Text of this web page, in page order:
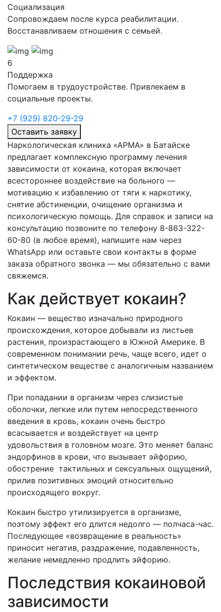
Социализация
Сопровождаем после курса реабилитации.
Восстанавливаем отношения с семьей.
6
Поддержка
Помогаем в трудоустройстве. Привлекаем в
социальные проекты.
+7 (929) 820-29-29
Оставить заявку
Наркологическая клиника «АРМА» в Батайске
предлагает комплексную программу лечения
зависимости от кокаина, которая включает
всестороннее воздействие на больного —
мотивацию к избавлению от тяги к наркотику,
снятие абстиненции, очищение организма и
психологическую помощь. Для справок и записи на
консультацию позвоните по телефону 8-863-322-
60-80 (в любое время), напишите нам через
WhatsApp или оставьте свои контакты в форме
заказа обратного звонка — мы обязательно с вами
свяжемся.
Как действует кокаин?
Кокаин — вещество изначально природного
происхождения, которое добывали из листьев
растения, произрастающего в Южной Америке. В
современном понимании речь, чаще всего, идет о
синтетическом веществе с аналогичным названием
и эффектом.
При попадании в организм через слизистые
оболочки, легкие или путем непосредственного
введения в кровь, кокаин очень быстро
всасывается и воздействует на центр
удовольствия в головном мозге. Это меняет баланс
эндорфинов в крови, что вызывает эйфорию,
обострение тактильных и сексуальных ощущений,
прилив позитивных эмоций относительно
происходящего вокруг.
Кокаин быстро утилизируется в организме,
поэтому эффект его длится недолго — полчаса-час.
Последующее «возвращение в реальность»
приносит негатив, раздражение, подавленность,
желание немедленно продлить эйфорию.
Последствия кокаиновой
зависимости